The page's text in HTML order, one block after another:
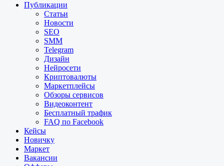
Публикации
Статьи
Новости
SEO
SMM
Telegram
Дизайн
Нейросети
Криптовалюты
Маркетплейсы
Обзоры сервисов
Видеоконтент
Бесплатный трафик
FAQ по Facebook
Кейсы
Новичку
Маркет
Вакансии